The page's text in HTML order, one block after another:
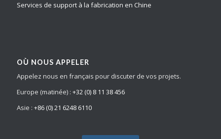
Services de support à la fabrication en Chine
OÙ NOUS APPELER
Appelez nous en français pour discuter de vos projets.
Europe (matinée) : +32 (0) 8 11 38 456
Asie : +86 (0) 21 6248 6110